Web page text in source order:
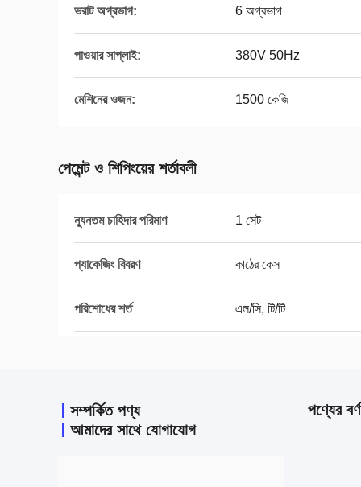
ভরাট অগ্রভাগ: 6 অগ্রভাগ
পাওয়ার সাপ্লাই: 380V 50Hz
মেশিনের ওজন: 1500 কেজি
পেমেন্ট ও শিপিংয়ের শর্তাবলী
ন্যূনতম চাহিদার পরিমাণ 1 সেট
প্যাকেজিং বিবরণ কাঠের কেস
পরিশোধের শর্ত এল/সি, টি/টি
সম্পর্কিত পণ্য
আমাদের সাথে যোগাযোগ
পণ্যের